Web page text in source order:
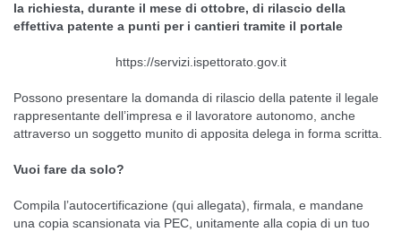
la richiesta, durante il mese di ottobre, di rilascio della
effettiva patente a punti per i cantieri tramite il portale
https://servizi.ispettorato.gov.it
Possono presentare la domanda di rilascio della patente il legale
rappresentante dell’impresa e il lavoratore autonomo, anche
attraverso un soggetto munito di apposita delega in forma scritta.
Vuoi fare da solo?
Compila l’autocertificazione (qui allegata), firmala, e mandane
una copia scansionata via PEC, unitamente alla copia di un tuo